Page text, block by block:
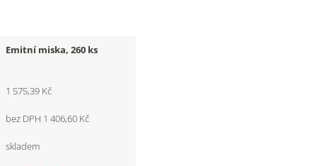
Emitní miska, 260 ks
1 575,39 Kč
bez DPH 1 406,60 Kč
skladem